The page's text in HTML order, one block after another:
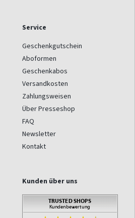
Service
Geschenkgutschein
Aboformen
Geschenkabos
Versandkosten
Zahlungsweisen
Über Presseshop
FAQ
Newsletter
Kontakt
Kunden über uns